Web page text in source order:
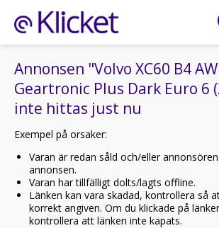
Annonsen "Volvo XC60 B4
Geartronic Plus Dark Euro 6
inte hittas just nu
Exempel på orsaker:
Varan är redan såld och/eller
annonsen.
Varan har tillfälligt dolts/lagts offline.
Länken kan vara skadad, kontrollera så
korrekt angiven. Om du klickade på
kontrollera att länken inte kapats.